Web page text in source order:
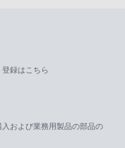
録はこちら
および業務用製品の部品の